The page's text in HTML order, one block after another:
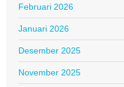
Februari 2026
Januari 2026
Desember 2025
November 2025